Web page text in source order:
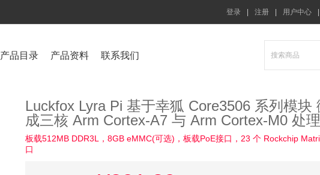
登录 注册 用户中心
产品目录 产品资料 联系我们
Luckfox Lyra Pi 基于幸狐 Core3506 系列模块
成三核 Arm Cortex-A7 与 Arm Cortex-M0 处
板载512MB DDR3L，8GB eMMC(可选)，板载PoE接口，23 个 Rockchip
口